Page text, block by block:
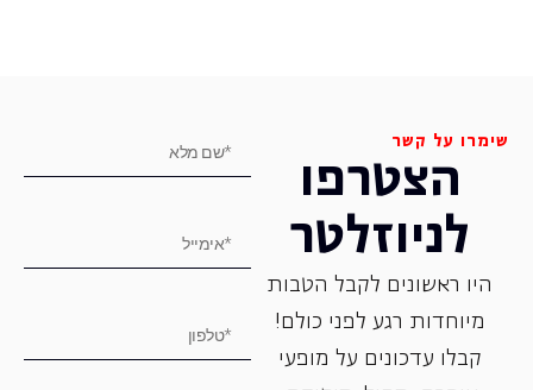
שימרו על קשר
הצטרפו
לניוזלטר
היו ראשונים לקבל הטבות
מיוחדות רגע לפני כולם!
קבלו עדכונים על מופעי